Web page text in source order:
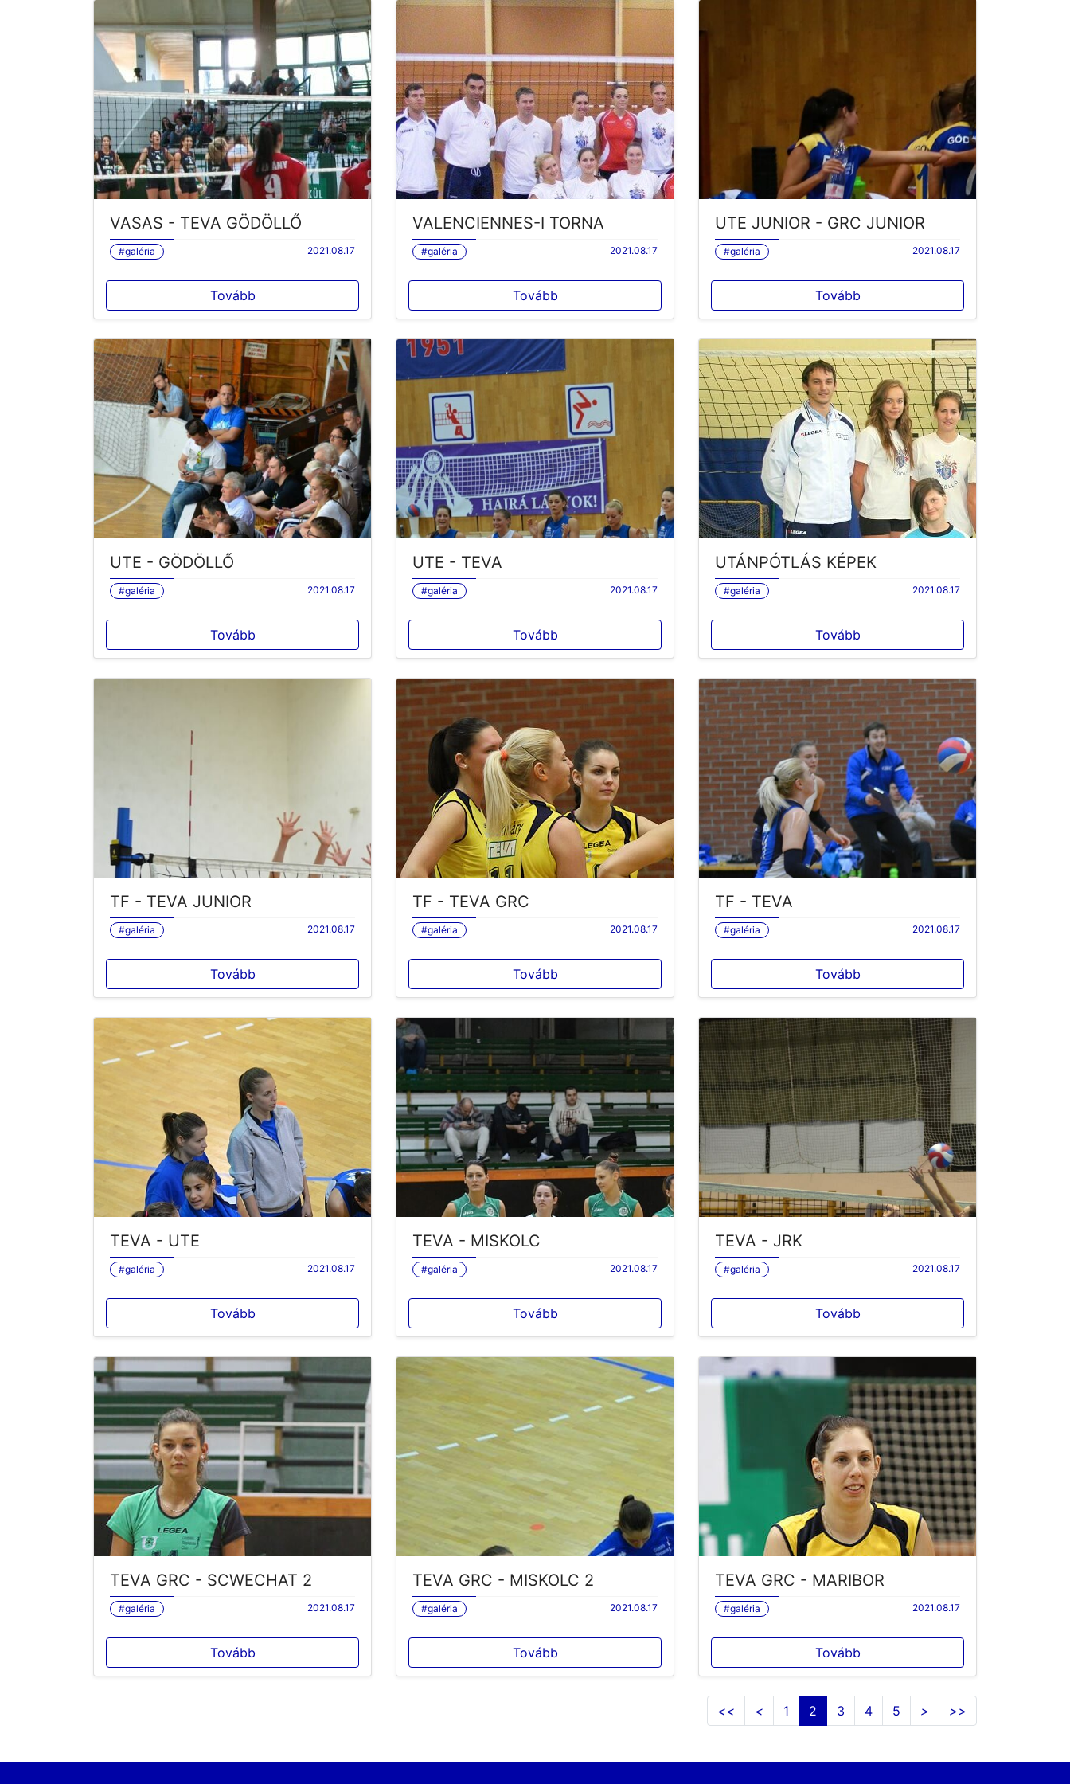
VASAS - TEVA GÖDÖLLŐ
#galéria 2021.08.17
Tovább
VALENCIENNES-I TORNA
#galéria 2021.08.17
Tovább
UTE JUNIOR - GRC JUNIOR
#galéria 2021.08.17
Tovább
UTE - GÖDÖLLŐ
#galéria 2021.08.17
Tovább
UTE - TEVA
#galéria 2021.08.17
Tovább
UTÁNPÓTLÁS KÉPEK
#galéria 2021.08.17
Tovább
TF - TEVA JUNIOR
#galéria 2021.08.17
Tovább
TF - TEVA GRC
#galéria 2021.08.17
Tovább
TF - TEVA
#galéria 2021.08.17
Tovább
TEVA - UTE
#galéria 2021.08.17
Tovább
TEVA - MISKOLC
#galéria 2021.08.17
Tovább
TEVA - JRK
#galéria 2021.08.17
Tovább
TEVA GRC - SCWECHAT 2
#galéria 2021.08.17
Tovább
TEVA GRC - MISKOLC 2
#galéria 2021.08.17
Tovább
TEVA GRC - MARIBOR
#galéria 2021.08.17
Tovább
<< < 1 2 3 4 5 > >>